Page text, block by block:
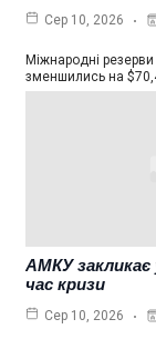
Сер 10, 2026
Міжнародні
зменшились на
АМКУ закликає
час кризи
Сер 10, 2026